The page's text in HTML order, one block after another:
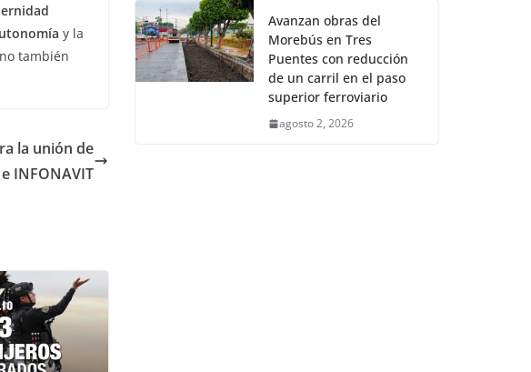
y la
también
la unión de
INFONAVIT
Avanzan obras del
Morebús en Tres
Puentes con reducción
de un carril en el paso
superior ferroviario
agosto 2, 2026